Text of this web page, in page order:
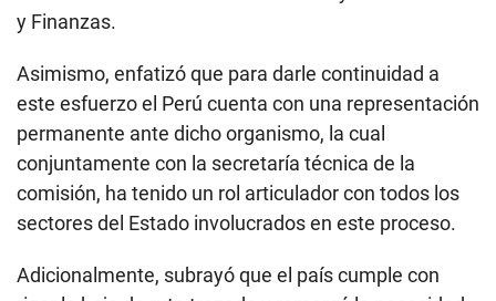
y Finanzas.
Asimismo, enfatizó que para darle continuidad a
este esfuerzo el Perú cuenta con una representación
permanente ante dicho organismo, la cual
conjuntamente con la secretaría técnica de la
comisión, ha tenido un rol articulador con todos los
sectores del Estado involucrados en este proceso.
Adicionalmente, subrayó que el país cumple con